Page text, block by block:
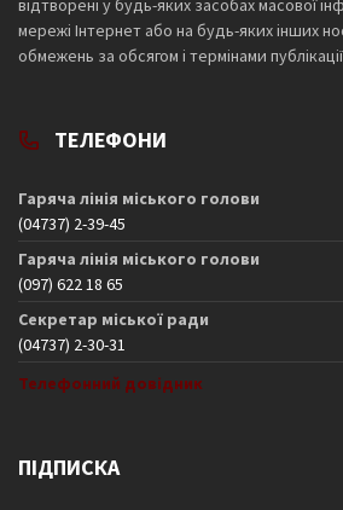
відтворені у будь-яких засобах масової
мережі Інтернет або на будь-яких інших
обмежень за обсягом і термінами
ТЕЛЕФОНИ
Гаряча лінія міського голови
(04737) 2-39-45
Гаряча лінія міського голови
(097) 622 18 65
Секретар міської ради
(04737) 2-30-31
Телефонний довідник
ПІДПИСКА